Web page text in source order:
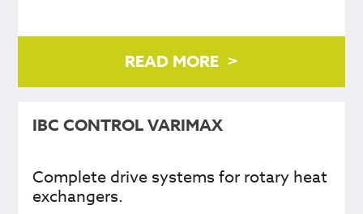
READ MORE
IBC CONTROL VARIMAX
Complete drive systems for rotary heat
exchangers.